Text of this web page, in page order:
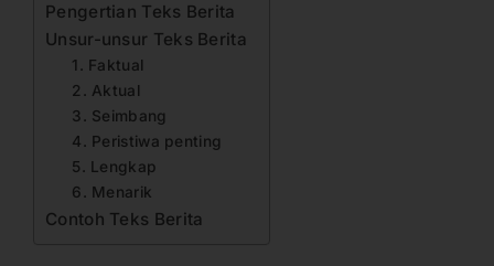
Pengertian Teks Berita
Unsur-unsur Teks Berita
1. Faktual
2. Aktual
3. Seimbang
4. Peristiwa penting
5. Lengkap
6. Menarik
Contoh Teks Berita